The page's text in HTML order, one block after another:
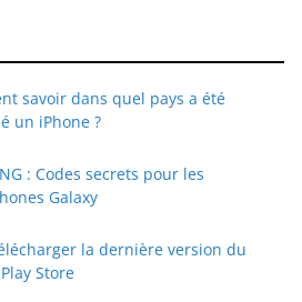
savoir dans quel pays a été
un iPhone ?
: Codes secrets pour les
Galaxy
la dernière version du
Store